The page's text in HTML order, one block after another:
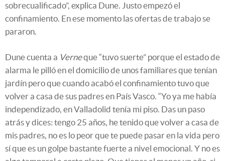
sobrecualificado”, explica Dune. Justo empezó el
confinamiento. En ese momento las ofertas de trabajo se
pararon.
Dune cuenta a Verneque “tuvo suerte” porque el estado de
alarma le pilló en el domicilio de unos familiares que tenían
jardín pero que cuando acabó el confinamiento tuvo que
volver a casa de sus padres en País Vasco. “Yo ya me había
independizado, en Valladolid tenía mi piso. Das un paso
atrás y dices: tengo 25 años, he tenido que volver a casa de
mis padres, no es lo peor que te puede pasar en la vida pero
sí que es un golpe bastante fuerte a nivel emocional. Y no es